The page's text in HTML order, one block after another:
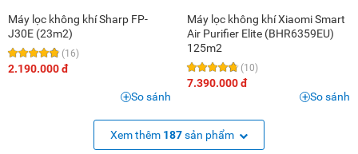
Máy lọc không khí Sharp FP-
J30E (23m2)
(16)
2.190.000 đ
So sánh
Máy lọc không khí Xiaomi Smart
Air Purifier Elite (BHR6359EU)
125m2
(10)
7.390.000 đ
So sánh
Xem thêm 187sản phẩm